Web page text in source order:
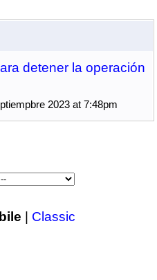
detener la operación
2023 at 7:48pm
Classic